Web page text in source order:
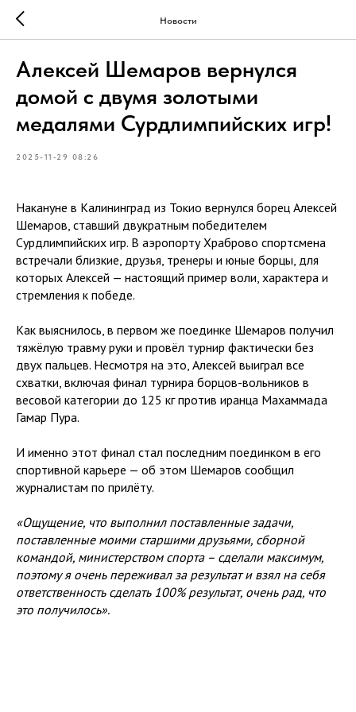
Новости
Алексей Шемаров вернулся
домой с двумя золотыми
медалями Сурдлимпийских игр!
2025-11-29 08:26
Накануне в Калининград из Токио вернулся борец Алексей
Шемаров, ставший двукратным победителем
Сурдлимпийских игр. В аэропорту Храброво спортсмена
встречали близкие, друзья, тренеры и юные борцы, для
которых Алексей — настоящий пример воли, характера и
стремления к победе.
Как выяснилось, в первом же поединке Шемаров получил
тяжёлую травму руки и провёл турнир фактически без
двух пальцев. Несмотря на это, Алексей выиграл все
схватки, включая финал турнира борцов-вольников в
весовой категории до 125 кг против иранца Махаммада
Гамар Пура.
И именно этот финал стал последним поединком в его
спортивной карьере — об этом Шемаров сообщил
журналистам по прилёту.
«Ощущение, что выполнил поставленные задачи,
поставленные моими старшими друзьями, сборной
командой, министерством спорта – сделали максимум,
поэтому я очень переживал за результат и взял на себя
ответственность сделать 100% результат, очень рад, что
это получилось».